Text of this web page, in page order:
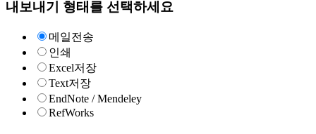
내보내기 형태를 선택하세요
메일전송
인쇄
Excel저장
Text저장
EndNote / Mendeley
RefWorks